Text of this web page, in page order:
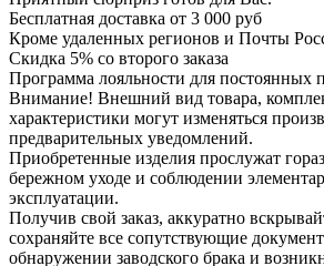
Бесплатная доставка от 3 000 руб
Кроме удаленных регионов и Почты
Скидка 5% со второго заказа
Программа лояльности для постоянных
Внимание! Внешний вид товара,
характеристики могут изменяться
предварительных уведомлений.
Приобретенные изделия прослужат
бережном уходе и соблюдении
эксплуатации.
Получив свой заказ, аккуратно
сохраняйте все сопутствующие
обнаружении заводского брака и